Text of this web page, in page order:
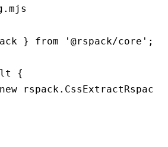
} from '@rspack/core' ;
{
new rspack